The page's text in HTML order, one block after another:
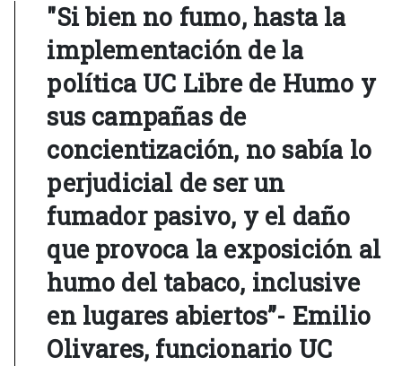
"Si bien no fumo, hasta la
implementación de la
política UC Libre de Humo y
sus campañas de
concientización, no sabía lo
perjudicial de ser un
fumador pasivo, y el daño
que provoca la exposición al
humo del tabaco, inclusive
en lugares abiertos”- Emilio
Olivares, funcionario UC